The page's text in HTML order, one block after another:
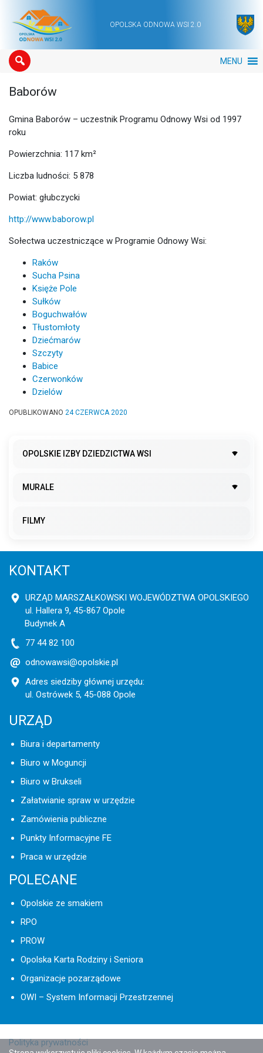
Main NavigationOPOLSKA ODNOWA WSI 2.0
MENU
Baborów
Gmina Baborów – uczestnik Programu Odnowy Wsi od 1997
roku
Powierzchnia: 117 km²
Liczba ludności: 5 878
Powiat: głubczycki
http://www.baborow.pl
Sołectwa uczestniczące w Programie Odnowy Wsi:
Raków
Sucha Psina
Księże Pole
Sułków
Boguchwałów
Tłustomłoty
Dziećmarów
Szczyty
Babice
Czerwonków
Dzielów
OPUBLIKOWANO 24 CZERWCA 2020
OPOLSKIE IZBY DZIEDZICTWA WSI
MURALE
FILMY
KONTAKT
URZĄD MARSZAŁKOWSKI WOJEWÓDZTWA OPOLSKIEGO
ul. Hallera 9, 45-867 Opole
Budynek A
77 44 82 100
odnowawsi@opolskie.pl
Adres siedziby głównej urzędu:
ul. Ostrówek 5, 45-088 Opole
URZĄD
Biura i departamenty
Biuro w Moguncji
Biuro w Brukseli
Załatwianie spraw w urzędzie
Zamówienia publiczne
Punkty Informacyjne FE
Praca w urzędzie
POLECANE
Opolskie ze smakiem
RPO
PROW
Opolska Karta Rodziny i Seniora
Organizacje pozarządowe
OWI – System Informacji Przestrzennej
Polityka prywatności